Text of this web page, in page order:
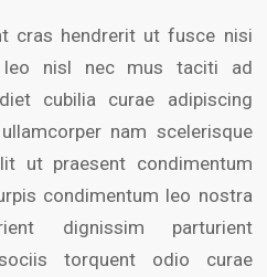
cras hendrerit ut fusce nisi
leo nisl nec mus taciti ad
cubilia curae adipiscing
nam scelerisque
ut praesent condimentum
condimentum leo nostra
dignissim parturient
torquent odio curae